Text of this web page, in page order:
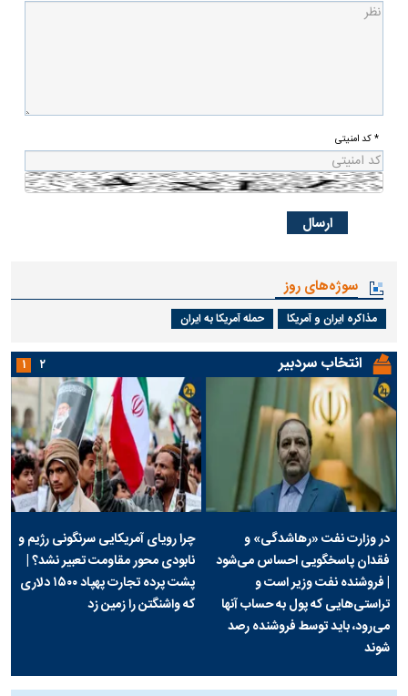
* کد امنیتی
سوژه‌های روز
مذاکره ایران و آمریکا حمله آمریکا به ایران
انتخاب سردبیر
در وزارت نفت «رهاشدگی» و
فقدان پاسخگویی احساس می‌شود
| فروشنده نفت وزیر است و
تراستی‌هایی که پول به حساب آنها
می‌رود، باید توسط فروشنده رصد
شوند
چرا رویای آمریکایی سرنگونی رژیم و
نابودی محور مقاومت تعبیر نشد؟ |
پشت پرده تجارت پهپاد‌ ۱۵۰۰ دلاری
که واشنگتن را زمین زد
۱ ۲